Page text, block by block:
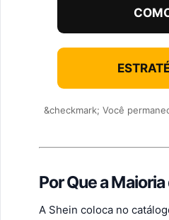
&checkmark; Você
Por Que a
A Shein coloca no